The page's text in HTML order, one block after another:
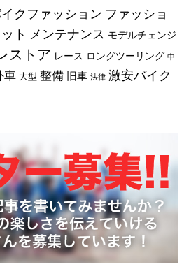
クファッション ファッショ
ト メンテナンス モデルチェンジ
ストア レース ロングツーリング 中
車 大型 整備 旧車 法律 激安バイク